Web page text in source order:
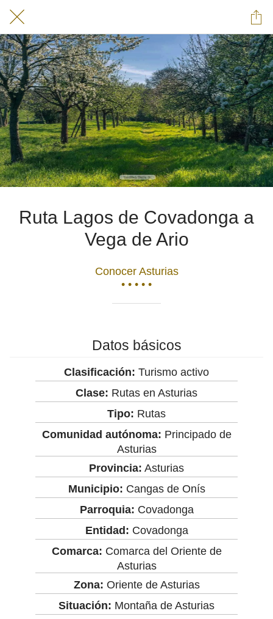
Ruta Lagos de Covadonga a
Vega de Ario
Conocer Asturias
• • • • •
Datos básicos
Clasificación: Turismo activo
Clase: Rutas en Asturias
Tipo: Rutas
Comunidad autónoma: Principado de
Asturias
Provincia: Asturias
Municipio: Cangas de Onís
Parroquia: Covadonga
Entidad: Covadonga
Comarca: Comarca del Oriente de
Asturias
Zona: Oriente de Asturias
Situación: Montaña de Asturias